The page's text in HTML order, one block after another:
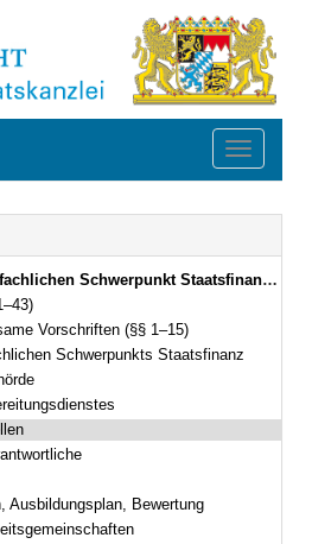
Toggle
Staatsfinanz – FachV-StF) Vom 15. November 2011 (GVBl. S. 579) BayRS 2038-3-5-6-F (§§ 1–61)
Vorschriften (§§ 1–15)
Schwerpunkts Staatsfinanz
Ausbildungsplan, Bewertung